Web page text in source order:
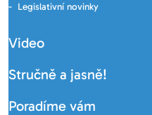
Legislativní novinky
Video
Stručně a jasně!
Poradíme vám